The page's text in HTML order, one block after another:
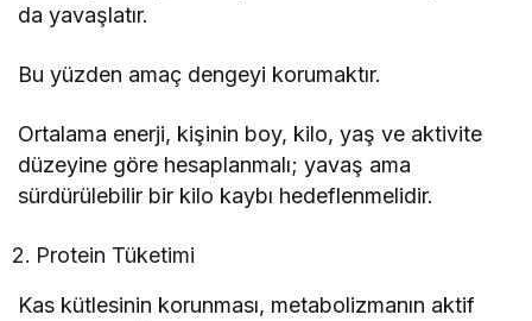
da yavaşlatır.
Bu yüzden amaç dengeyi korumaktır.
Ortalama enerji, kişinin boy, kilo, yaş ve aktivite
düzeyine göre hesaplanmalı; yavaş ama
sürdürülebilir bir kilo kaybı hedeflenmelidir.
Protein Tüketimi
Kas kütlesinin korunması, metabolizmanın aktif